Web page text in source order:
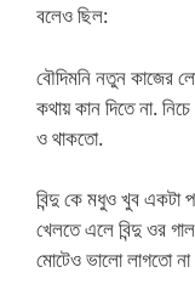
বলেও ছিল:
বৌদিমনি নতুন কাজের
কথায় কান দিতে না.
ও থাকতো.
বিন্দু কে মধুও খুব একটা
খেলতে এলে বিন্দু ওর
মোটেও ভালো লাগতো